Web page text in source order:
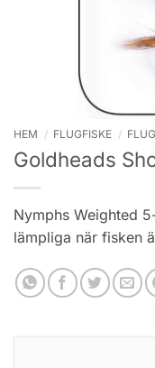
HEM / FLUGFISKE /
Goldheads
Nymphs Weighted
lämpliga när fisken